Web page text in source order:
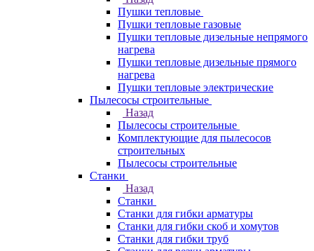
Пушки тепловые
Пушки тепловые газовые
Пушки тепловые дизельные непрямого
нагрева
Пушки тепловые дизельные прямого
нагрева
Пушки тепловые электрические
Пылесосы строительные
Назад
Пылесосы строительные
Комплектующие для пылесосов
строительных
Пылесосы строительные
Станки
Назад
Станки
Станки для гибки арматуры
Станки для гибки скоб и хомутов
Станки для гибки труб